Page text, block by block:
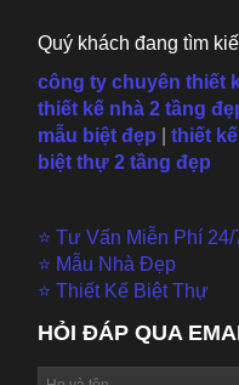
Quý khách đang tìm
công ty chuyên thiết
thiết kế nhà 2 tầng
mẫu biệt đẹp thiết
biệt thự 2 tầng đẹp
⭐ Tư Vấn Miễn Phí 24/
⭐ Mẫu Nhà Đẹp
⭐ Thiết Kế Biệt Thự
HỎI ĐÁP QUA